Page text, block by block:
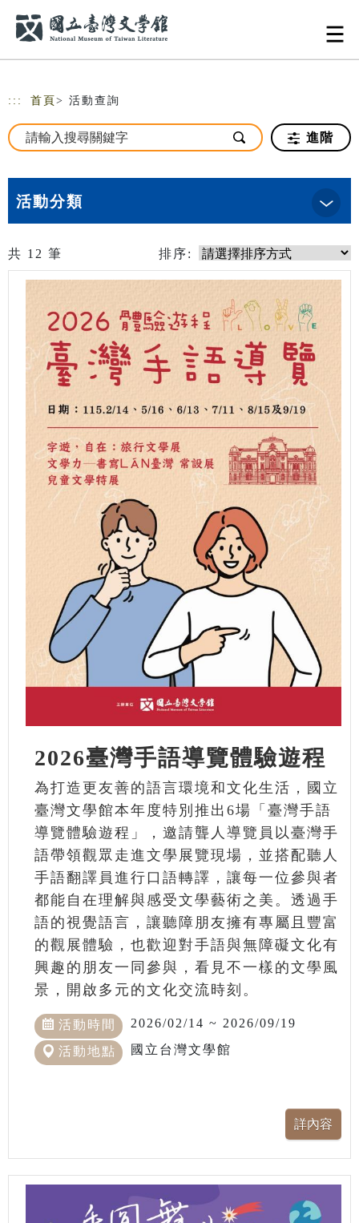
::: 首頁 > 活動查詢
進階
活動分類
共 12 筆 排序:
2026臺灣手語導覽體驗遊程
為打造更友善的語言環境和文化生活，國立
臺灣文學館本年度特別推出6場「臺灣手語
導覽體驗遊程」，邀請聾人導覽員以臺灣手
語帶領觀眾走進文學展覽現場，並搭配聽人
手語翻譯員進行口語轉譯，讓每一位參與者
都能自在理解與感受文學藝術之美。透過手
語的視覺語言，讓聽障朋友擁有專屬且豐富
的觀展體驗，也歡迎對手語與無障礙文化有
興趣的朋友一同參與，看見不一樣的文學風
景，開啟多元的文化交流時刻。
活動時間 2026/02/14 ~ 2026/09/19
活動地點 國立台灣文學館